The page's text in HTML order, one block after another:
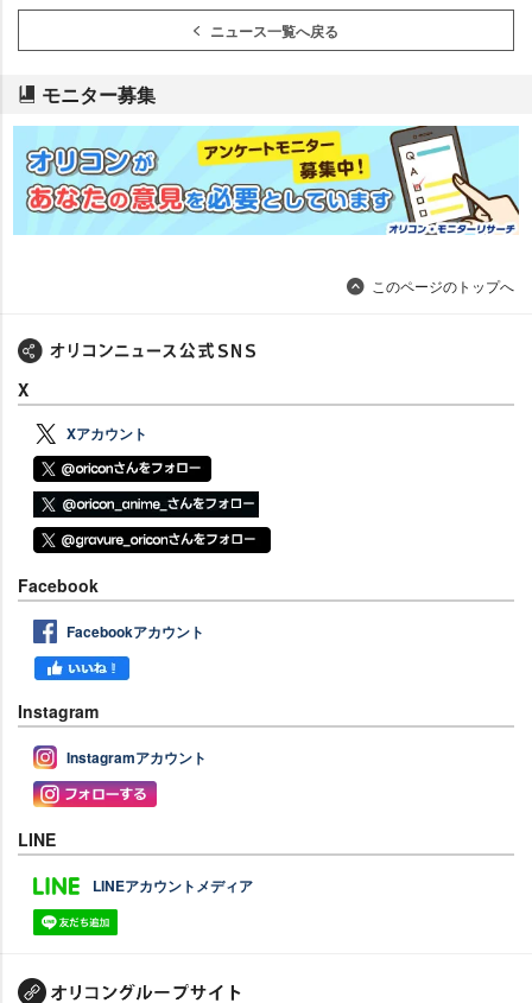
ニュース一覧へ戻る
モニター募集
このページのトップへ
X
Xアカウント
Facebook
Facebookアカウント
Instagram
Instagramアカウント
LINE
LINEアカウントメディア